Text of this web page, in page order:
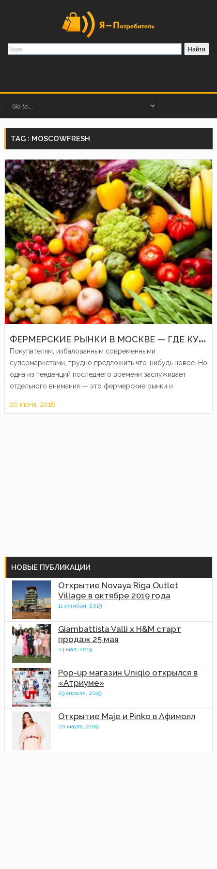
TAG : MOSCOWFRESH
Ф
ЕРМЕРСКИЕ РЫНКИ В МОСКВЕ — ГДЕ КУПИТЬ НАСТОЯЩИЕ ЯБЛОКИ
Покупателям, избалованным современными
супермаркетами, трудно предложить что-нибудь новое. Но
одна из тенденций последнего времени заслуживает
отдельного внимания — это фермерские рынки и
20 июня, 2016
НОВЫЕ ПУБЛИКАЦИИ
Открытие Novaya Riga Outlet
Village в октябре 2019 года
11 октября, 2019
Giambattista Valli x H&M старт
продаж 25 мая
24 мая, 2019
Pop-up магазин Uniqlo открылся в
«Атриуме»
29 апреля, 2019
Открытие Maje и Pinko в Афимолл
20 марта, 2019